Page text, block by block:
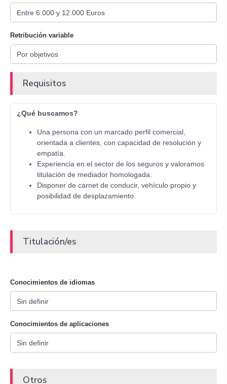
Retribución variable
Requisitos
¿Qué buscamos?
Una persona con un marcado perfil comercial,
orientada a clientes, con capacidad de resolución y
empatía.
Experiencia en el sector de los seguros y valoramos
titulación de mediador homologada.
Disponer de carnet de conducir, vehículo propio y
posibilidad de desplazamiento.
Titulación/es
Conocimientos de idiomas
Conocimientos de aplicaciones
Otros